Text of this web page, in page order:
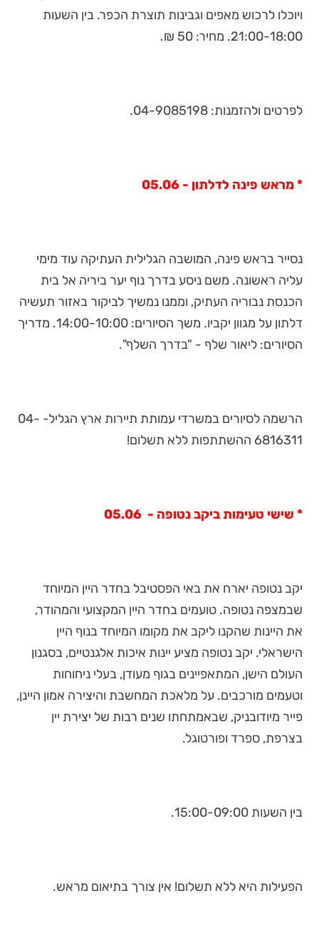
ויוכלו לרכוש מאפים וגבינות תוצרת הכפר. בין השעות
21:00-18:00. מחיר: 50 ₪.
לפרטים ולהזמנות: 04-9085198.
* מראש פינה לדלתון - 05.06
נסייר בראש פינה, המושבה הגלילית העתיקה עוד מימי
עליה ראשונה. משם ניסע בדרך נוף יער ביריה אל בית
הכנסת נבוריה העתיק, וממנו נמשיך לביקור באזור תעשיה
דלתון על מגוון יקביו. משך הסיורים: 14:00-10:00. מדריך
הסיורים: ליאור שלף - "בדרך השלף".
הרשמה לסיורים במשרדי עמותת תיירות ארץ הגליל- 04-
6816311 ההשתתפות ללא תשלום!
* שישי טעימות ביקב נטופה - 05.06
יקב נטופה יארח את באי הפסטיבל בחדר היין המיוחד
שבמצפה נטופה. טועמים בחדר היין המקצועי והמהודר,
את היינות שהקנו ליקב את מקומו המיוחד בנוף היין
הישראלי. יקב נטופה מציע יינות איכות אלגנטיים, בסגנון
העולם הישן, המתאפיינים בגוף מעודן, בעלי ניחוחות
וטעמים מורכבים. על מלאכת המחשבת והיצירה אמון היינן,
פייר מיודובניק, שבאמתחתו שנים רבות של יצירת יין
בצרפת, ספרד ופורטוגל.
בין השעות 15:00-09:00.
הפעילות היא ללא תשלום! אין צורך בתיאום מראש.